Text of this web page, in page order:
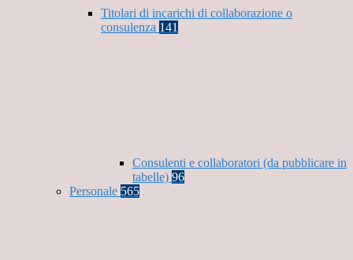
Titolari di incarichi di collaborazione o
consulenza 141
Consulenti e collaboratori (da pubblicare in
tabelle) 96
Personale 565